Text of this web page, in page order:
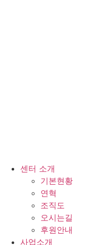
센터 소개
기본현황
연혁
조직도
오시는길
후원안내
사업소개